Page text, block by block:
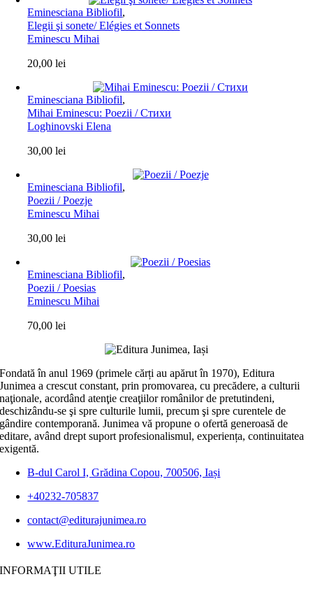
Eminesciana Bibliofil,
Elegii şi sonete/ Elégies et Sonnets
Eminescu Mihai
20,00lei
Eminesciana Bibliofil,
Mihai Eminescu: Poezii / Стихи
Loghinovski Elena
30,00lei
Eminesciana Bibliofil,
Poezii / Poezje
Eminescu Mihai
30,00lei
Eminesciana Bibliofil,
Poezii / Poesias
Eminescu Mihai
70,00lei
Fondată în anul 1969 (primele cărți au apărut în 1970), Editura
Junimea a crescut constant, prin promovarea, cu precădere, a culturii
naţionale, acordând atenţie creaţiilor românilor de pretutindeni,
deschizându-se şi spre culturile lumii, precum şi spre curentele de
gândire contemporană. Junimea vă propune o ofertă generoasă de
editare, având drept suport profesionalismul, experiența, continuitatea
exigentă.
B-dul Carol I, Grădina Copou, 700506, Iași
+40232-705837
contact@editurajunimea.ro
www.EdituraJunimea.ro
INFORMAŢII UTILE